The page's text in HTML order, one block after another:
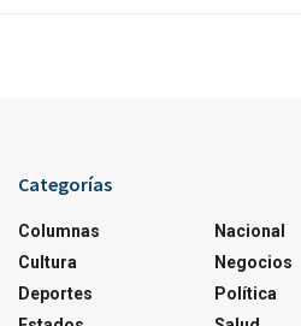
Categorías
Columnas
Cultura
Deportes
Nacional
Negocios
Política